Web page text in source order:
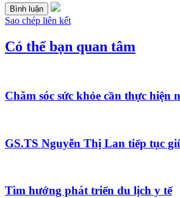
Bình luận
Sao chép liên kết
Có thể bạn quan tâm
Chăm sóc sức khỏe cần thực hiện
GS.TS Nguyễn Thị Lan tiếp tục
Tìm hướng phát triển du lịch y tế